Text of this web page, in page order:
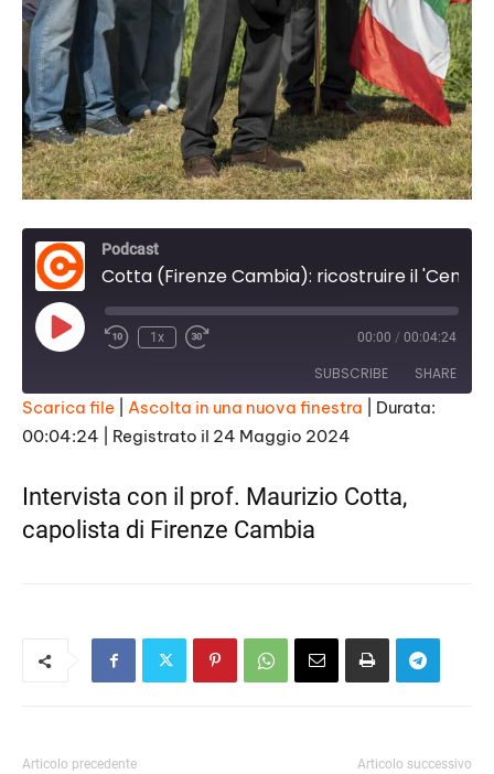
Podcast
Play
Episode
1x 00:00 / 00:04:24
SUBSCRIBE SHARE
SHARE
LINK
EMBED
Scarica file Ascolta in una nuova finestra
Durata:
00:04:24
Registrato il 24 Maggio 2024
Intervista con il prof. Maurizio Cotta,
capolista di Firenze Cambia
Articolo precedente Articolo successivo